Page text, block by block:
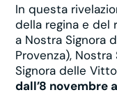
In questa
della regina e del
a Nostra Signora
Provenza),
Signora delle
dall’8 novembre